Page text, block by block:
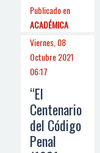
Publicado en
ACADÉMICA
Viernes, 08
Octubre 2021
06:17
“El
Centenario
del Código
Penal